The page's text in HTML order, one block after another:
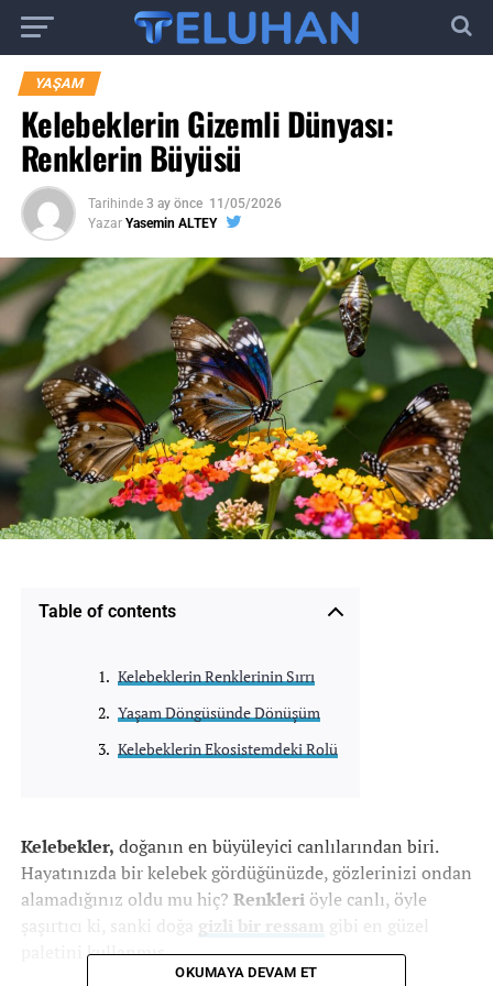
YAŞAM
Kelebeklerin Gizemli Dünyası:
Renklerin Büyüsü
Tarihinde 3 ay önce 11/05/2026
Yazar Yasemin ALTEY
Table of contents
Kelebeklerin Renklerinin Sırrı
Yaşam Döngüsünde Dönüşüm
Kelebeklerin Ekosistemdeki Rolü
Kelebekler, doğanın en büyüleyici canlılarından biri.
Hayatınızda bir kelebek gördüğünüzde, gözlerinizi ondan
alamadığınız oldu mu hiç? Renkleriöyle canlı, öyle
şaşırtıcı ki, sanki doğa gizli bir ressam gibi en güzel
paletini kullanmış.
OKUMAYA DEVAM ET